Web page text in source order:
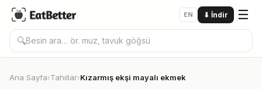
EN ⬇ İndir ☰
🔍
Ana Sayfa›Tahıllar›Kızarmış ekşi mayalı ekmek